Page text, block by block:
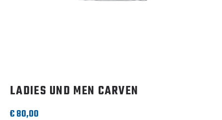
LADIES UND MEN CARVEN
€80,00